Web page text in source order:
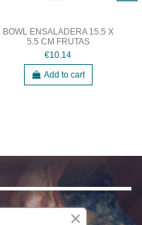
BOWL ENSALADERA 15.5 X
5.5 CM FRUTAS
€10.14
Add to cart